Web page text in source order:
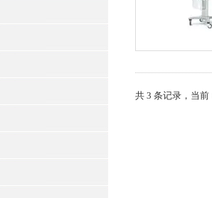
共 3 条记录，当